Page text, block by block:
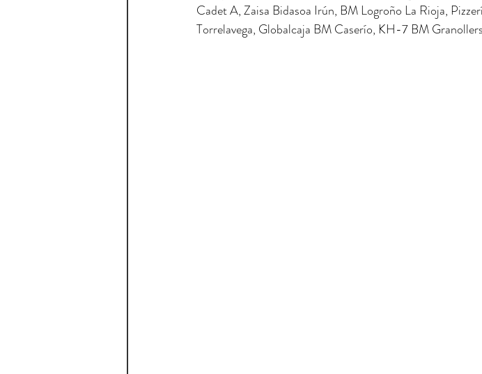
Cadet A, Zaisa Bidasoa Irún, BM Logroño La Rioja,
Torrelavega, Globalcaja BM Caserío, KH-7 BM